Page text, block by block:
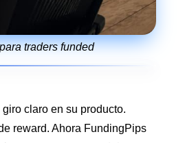
traders funded
claro en su producto.
reward. Ahora FundingPips